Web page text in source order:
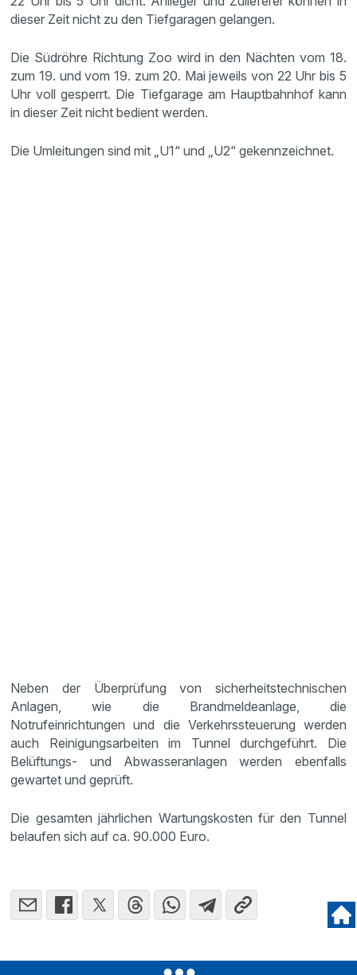
dieser Zeit nicht zu den Tiefgaragen gelangen.
Die Südröhre Richtung Zoo wird in den Nächten vom 18.
zum 19. und vom 19. zum 20. Mai jeweils von 22 Uhr bis 5
Uhr voll gesperrt. Die Tiefgarage am Hauptbahnhof kann
in dieser Zeit nicht bedient werden.
Die Umleitungen sind mit „U1“ und „U2“ gekennzeichnet.
Neben der Überprüfung von sicherheitstechnischen
Anlagen, wie die Brandmeldeanlage, die
Notrufeinrichtungen und die Verkehrssteuerung werden
auch Reinigungsarbeiten im Tunnel durchgeführt. Die
Belüftungs- und Abwasseranlagen werden ebenfalls
gewartet und geprüft.
Die gesamten jährlichen Wartungskosten für den Tunnel
belaufen sich auf ca. 90.000 Euro.